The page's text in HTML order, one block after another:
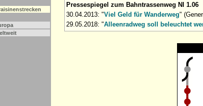
Pressespiegel zum Bahntrassenweg NI 1.06
30.04.2013: "Viel Geld für Wanderweg"
29.05.2018: "Alleenradweg soll beleuchtet